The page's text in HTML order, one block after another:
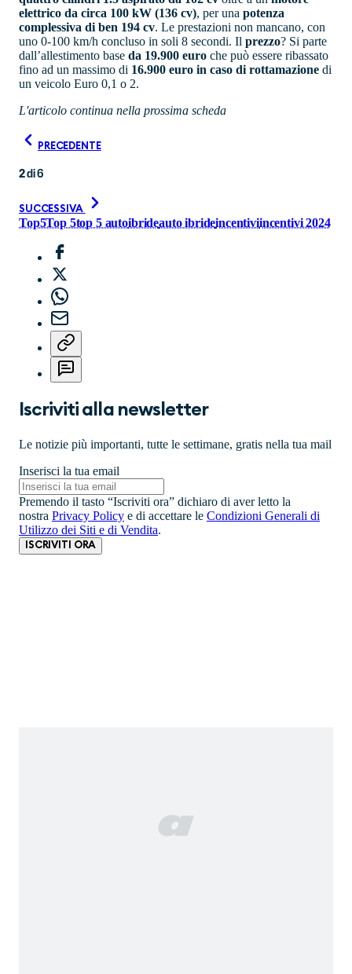
elettrico da circa 100 kW (136 cv), per una potenza
complessiva di ben 194 cv. Le prestazioni non mancano, con
uno 0-100 km/h concluso in soli 8 secondi. Il prezzo? Si parte
dall’allestimento base da 19.900 euro che può essere ribassato
fino ad un massimo di 16.900 euro in caso di rottamazione di
un veicolo Euro 0,1 o 2.
L'articolo continua nella prossima scheda
PRECEDENTE
2di6
SUCCESSIVA
Top5Top 5top 5 autoibrideauto ibrideincentiviincentivi 2024
Iscriviti alla newsletter
Le notizie più importanti, tutte le settimane, gratis nella tua mail
Inserisci la tua email
Premendo il tasto “Iscriviti ora” dichiaro di aver letto la
nostra Privacy Policy e di accettare le Condizioni Generali di
Utilizzo dei Siti e di Vendita.
ISCRIVITI ORA